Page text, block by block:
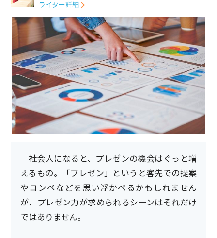
ライター詳細
社会人になると、プレゼンの機会はぐっと増
えるもの。「プレゼン」というと客先での提案
やコンペなどを思い浮かべるかもしれません
が、プレゼン力が求められるシーンはそれだけ
ではありません。